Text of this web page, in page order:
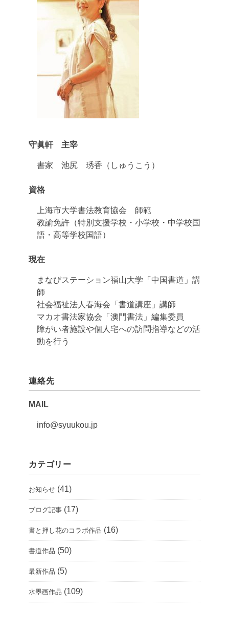
守眞軒 主宰
書家 池尻 琇香（しゅうこう）
資格
上海市大学書法教育協会 師範
教諭免許（特別支援学校・小学校・中学校国
語・高等学校国語）
現在
まなびステーション福山大学「中国書道」講
師
社会福祉法人春海会「書道講座」講師
マカオ書法家協会「澳門書法」編集委員
障がい者施設や個人宅への訪問指導などの活
動を行う
連絡先
MAIL
info@syuukou.jp
カテゴリー
お知らせ (41)
ブログ記事 (17)
書と押し花のコラボ作品 (16)
書道作品 (50)
最新作品 (5)
水墨画作品 (109)